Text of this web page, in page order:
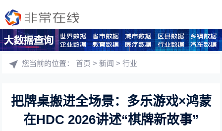
您当前的位置：首页 >新闻 >行业
把牌桌搬进全场景：多乐游戏×鸿蒙
在HDC 2026讲述“棋牌新故事”